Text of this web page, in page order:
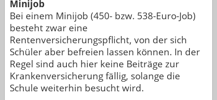
Minijob
Bei einem Minijob (450- bzw. 538-Euro-Job)
besteht zwar eine
Rentenversicherungspflicht, von der sich
Schüler aber befreien lassen können. In der
Regel sind auch hier keine Beiträge zur
Krankenversicherung fällig, solange die
Schule weiterhin besucht wird.